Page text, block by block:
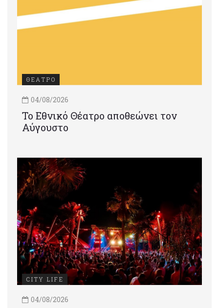
ΘΕΑΤΡΟ
04/08/2026
Το Εθνικό Θέατρο αποθεώνει τον
Αύγουστο
CITY LIFE
04/08/2026